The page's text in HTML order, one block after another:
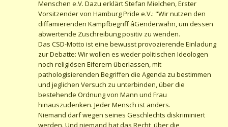
Menschen e.V. Dazu erklärt Stefan Mielchen, Erster
Vorsitzender von Hamburg Pride e.V.: "Wir nutzen den
diffamierenden Kampfbegriff âGenderwahn, um dessen
abwertende Zuschreibung positiv zu wenden.
Das CSD-Motto ist eine bewusst provozierende Einladung
zur Debatte: Wir wollen es weder politischen Ideologen
noch religiösen Eiferern überlassen, mit
pathologisierenden Begriffen die Agenda zu bestimmen
und jeglichen Versuch zu unterbinden, über die
bestehende Ordnung von Mann und Frau
hinauszudenken. Jeder Mensch ist anders.
Niemand darf wegen seines Geschlechts diskriminiert
werden. Und niemand hat das Recht, über die